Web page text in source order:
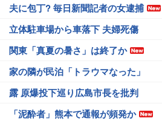
夫に包丁? 毎日新聞記者の女逮捕
立体駐車場から車落下 夫婦死傷
関東「真夏の暑さ」は終了か
家の隣が民泊「トラウマなった」
露 原爆投下巡り広島市長を批判
「泥酔者」熊本で通報が頻発か